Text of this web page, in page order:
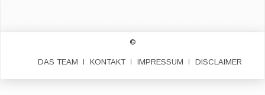
©
DAS TEAM KONTAKT IMPRESSUM DISCLAIMER